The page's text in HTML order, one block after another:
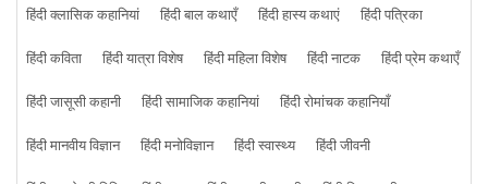
हिंदी क्लासिक कहानियां
हिंदी बाल कथाएँ हिंदी हास्य कथाएं
हिंदी पत्रिका
हिंदी कविता
हिंदी यात्रा विशेष हिंदी महिला विशेष हिंदी नाटक
हिंदी प्रेम कथाएँ
हिंदी जासूसी कहानी
हिंदी सामाजिक कहानियां
हिंदी रोमांचक कहानियाँ
हिंदी मानवीय विज्ञान
हिंदी मनोविज्ञान हिंदी स्वास्थ्य
हिंदी जीवनी